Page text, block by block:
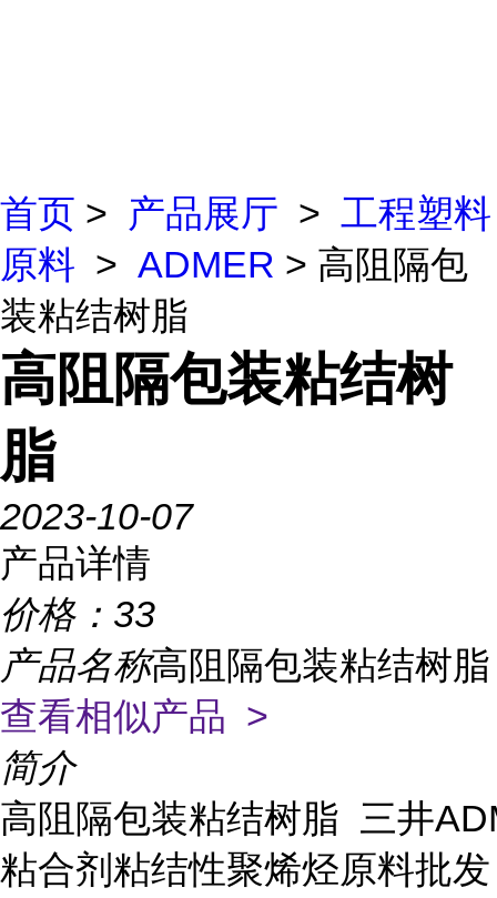
首页 > 产品展厅 > 工程塑料
原料 > ADMER > 高阻隔包
装粘结树脂
高阻隔包装粘结树
脂
2023-10-07
产品详情
价格： 33
产品名称高阻隔包装粘结树脂
查看相似产品 >
简介
高阻隔包装粘结树脂 三井
粘合剂粘结性聚烯烃原料批